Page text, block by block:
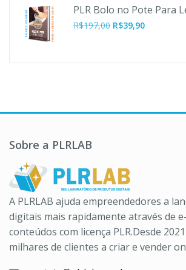
original
era:
R$37,00.
atual
é:
PLR Bolo no Pote Para
R$197,00 O
R$39,90O
Sobre a PLRLAB
A PLRLAB ajuda empreendedores a
digitais mais rapidamente através de
conteúdos com licença PLR.Desde
milhares de clientes a criar e vender